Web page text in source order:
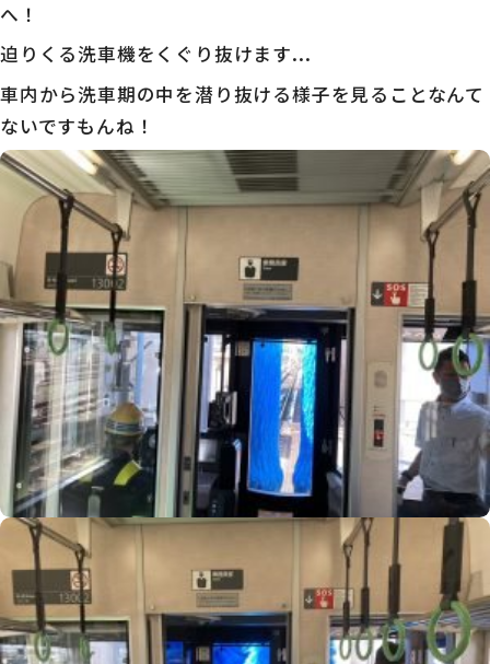
へ！
迫りくる洗車機をくぐり抜けます...
車内から洗車期の中を潜り抜ける様子を見ることなんて
ないですもんね！